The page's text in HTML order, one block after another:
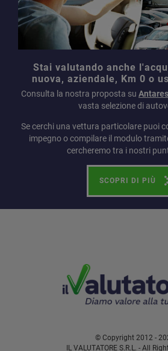
Stai valutando anche
nuova, aziendale, Km 0 o
Consulta la nostra proposta su
vasta selezione di
Se cerchi una vettura particolare puoi
impegno o compilare il modulo
cercheremo tra i nostri
SCOPRI DI PIÙ
© Copyright 2012 -
IL VALUTATORE S.R.L. - All